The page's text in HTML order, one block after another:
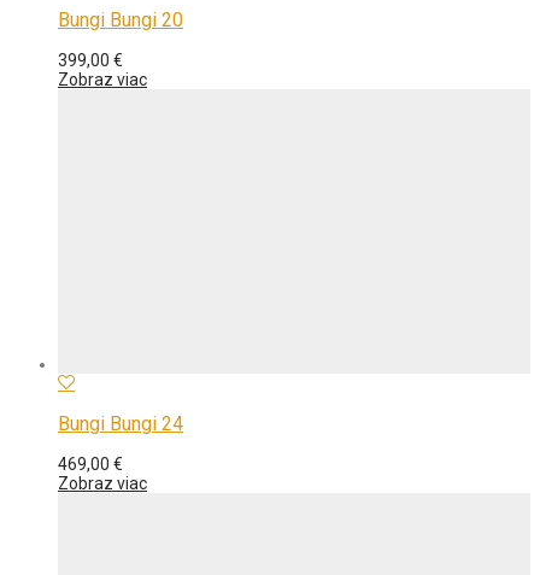
Bungi Bungi 20
399,00 €
Zobraz viac
Bungi Bungi 24
469,00 €
Zobraz viac